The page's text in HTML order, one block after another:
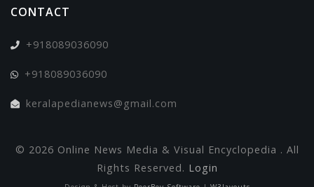
CONTACT
+918089036090
+918089036090
keralapedianews@gmail.com
© 2026 Online News Media & Visual Encyclopedia . All
Rights Reserved. Login